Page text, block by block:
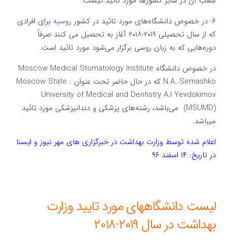
۶- در خصوص دانشگاه‌های مورد تائید در کشور
روسیه برای افرادی
که از سال تحصیلی ۲۰۱۹-۲۰۱۸ آغاز به تحصیل می کنند صرفاً
دوره‌هایی که به زبان روسی برگزار می‌شود مورد تائید است.
در خصوص دانشگاه Moscow Medical Stomatology Institute
N.A. Semashko که در حال حاضر تحت عنوان : Moscow State
University of Medical and Dentistry A.I Yevdokimov
(MSUMD) می‌باشد، رشته‌های پزشکی و دندانپزشکی مورد تائید
میباشد.
اعلام شده توسط وزارت بهداشت در خبرگزاری های مهر نیوز و ایسنا
در تاریخ: ۱۴ اسفند ۹۶
لیست دانشگاههای مورد تایید وزارت
بهداشت در سال ۲۰۱۹-۲۰۱۸